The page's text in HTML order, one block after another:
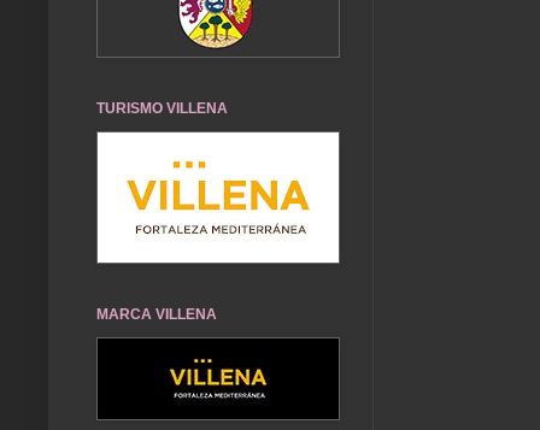
TURISMO VILLENA
MARCA VILLENA